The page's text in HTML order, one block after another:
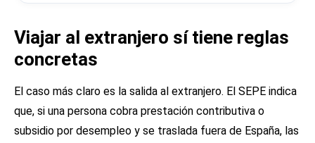
Viajar al extranjero sí tiene reglas
concretas
El caso más claro es la salida al extranjero. El SEPE indica
que, si una persona cobra prestación contributiva o
subsidio por desempleo y se traslada fuera de España, las